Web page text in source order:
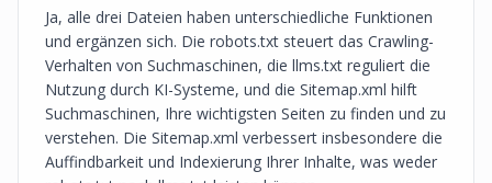
Ja, alle drei Dateien haben unterschiedliche Funktionen
und ergänzen sich. Die robots.txt steuert das Crawling-
Verhalten von Suchmaschinen, die llms.txt reguliert die
Nutzung durch KI-Systeme, und die Sitemap.xml hilft
Suchmaschinen, Ihre wichtigsten Seiten zu finden und zu
verstehen. Die Sitemap.xml verbessert insbesondere die
Auffindbarkeit und Indexierung Ihrer Inhalte, was weder